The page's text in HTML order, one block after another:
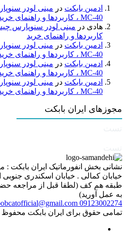
ادمین بابکت در
MC-40 ، کاربردها و راهنمای خرید
هادی در
کاربردها و راهنمای خرید
ادمین بابکت در
MC-40 ، کاربردها و راهنمای خرید
ادمین بابکت در
MC-40 ، کاربردها و راهنمای خرید
ادمین بابکت در
MC-40 ، کاربردها و راهنمای خرید
مجوزهای ایران بابکت
نشانی بخش انفورماتیک ایران بابکت :
طبقه هم کف (لطفا قبل از مراجعه
به عمل آورید)
09123002274
تمامی حقوق برای ایران بابکت